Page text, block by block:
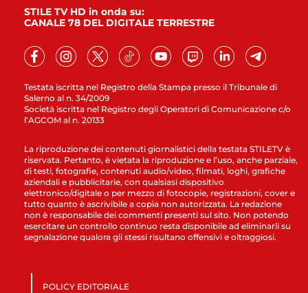
Testata iscritta nel Registro della Stampa presso il Tribunale di
Salerno al n. 34/2009
Società iscritta nel Registro degli Operatori di Comunicazione c/o
l’AGCOM al n. 20133
STILE TV HD in onda su:
CANALE 78 DEL DIGITALE TERRESTRE
La riproduzione dei contenuti giornalistici della testata STILETV è
riservata. Pertanto, è vietata la riproduzione e l’uso, anche parziale,
di testi, fotografie, contenuti audio/video, filmati, loghi, grafiche
aziendali e pubblicitarie, con qualsiasi dispositivo
elettronico/digitale o per mezzo di fotocopie, registrazioni, cover e
tutto quanto è ascrivibile a copia non autorizzata. La redazione
non è responsabile dei commenti presenti sul sito. Non potendo
esercitare un controllo continuo resta disponibile ad eliminarli su
segnalazione qualora gli stessi risultano offensivi e oltraggiosi.
POLICY EDITORIALE